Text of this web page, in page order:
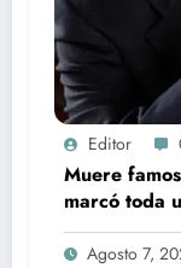
Editor
Muere
marcó toda
chica, así
Agosto 7,